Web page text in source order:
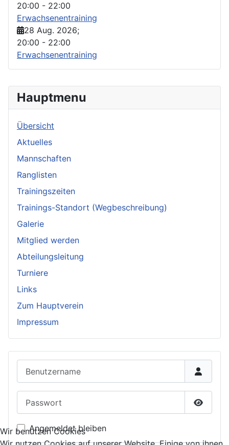
Hauptmenu
Übersicht
Aktuelles
Mannschaften
Ranglisten
Trainingszeiten
Trainings-Standort (Wegbeschreibung)
Galerie
Mitglied werden
Abteilungsleitung
Turniere
Links
Zum Hauptverein
Impressum
20:00 - 22:00
Erwachsenentraining
28 Aug. 2026;
20:00 - 22:00
Erwachsenentraining
Angemeldet bleiben
Wir benutzen Cookies